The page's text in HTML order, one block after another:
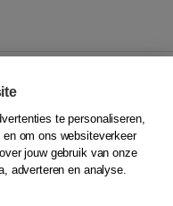
te personaliseren,
om ons websiteverkeer
jouw gebruik van onze
adverteren en analyse.